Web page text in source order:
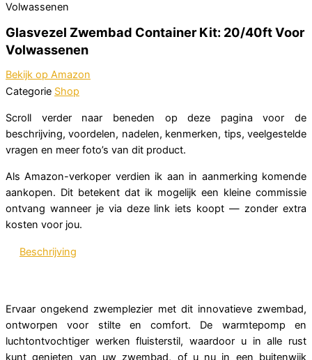
Volwassenen
Glasvezel Zwembad Container Kit: 20/40ft Voor
Volwassenen
Bekijk op Amazon
Categorie Shop
Scroll verder naar beneden op deze pagina voor de
beschrijving, voordelen, nadelen, kenmerken, tips, veelgestelde
vragen en meer foto’s van dit product.
Als Amazon-verkoper verdien ik aan in aanmerking komende
aankopen. Dit betekent dat ik mogelijk een kleine commissie
ontvang wanneer je via deze link iets koopt — zonder extra
kosten voor jou.
Beschrijving
Ervaar ongekend zwemplezier met dit innovatieve zwembad,
ontworpen voor stilte en comfort. De warmtepomp en
luchtontvochtiger werken fluisterstil, waardoor u in alle rust
kunt genieten van uw zwembad, of u nu in een buitenwijk